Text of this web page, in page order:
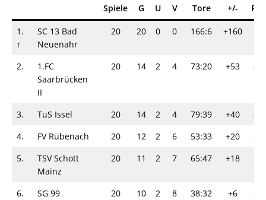
Spiele G U V Tore +/- Pkt
1.
↑
SC 13 Bad
Neuenahr
20 20 0 0 166:6 +160 60
2.
1.FC
Saarbrücken
II
20 14 2 4 73:20 +53 44
3. TuS Issel 20 14 2 4 79:39 +40
44
4.
FV Rübenach 20 12 2 6 53:33 +20
38
5.
TSV Schott
Mainz
20 11 2 7 65:47 +18 35
6.
SG 99
20 10 2 8 38:32 +6 32